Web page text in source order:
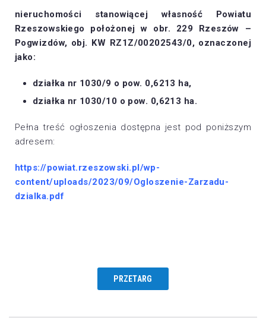
nieruchomości stanowiącej własność Powiatu
Rzeszowskiego położonej w obr. 229 Rzeszów –
Pogwizdów, obj. KW RZ1Z/00202543/0, oznaczonej
jako:
działka nr 1030/9 o pow. 0,6213 ha,
działka nr 1030/10 o pow. 0,6213 ha.
Pełna treść ogłoszenia dostępna jest pod poniższym
adresem:
https://powiat.rzeszowski.pl/wp-
content/uploads/2023/09/Ogloszenie-Zarzadu-
dzialka.pdf
PRZETARG